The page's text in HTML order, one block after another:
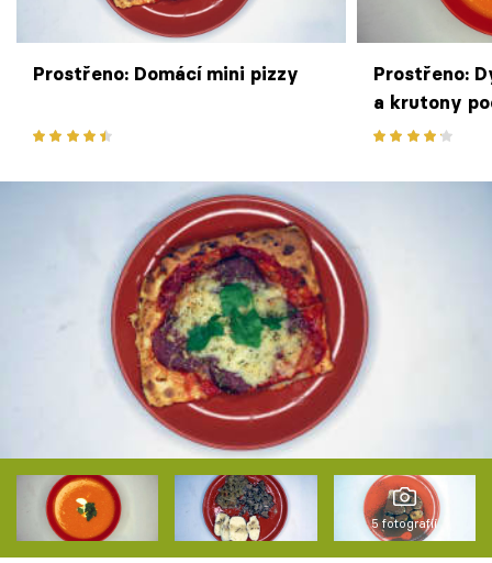
Prostřeno: Domácí mini pizzy
Prostřeno:
a krutony
5 fotografií